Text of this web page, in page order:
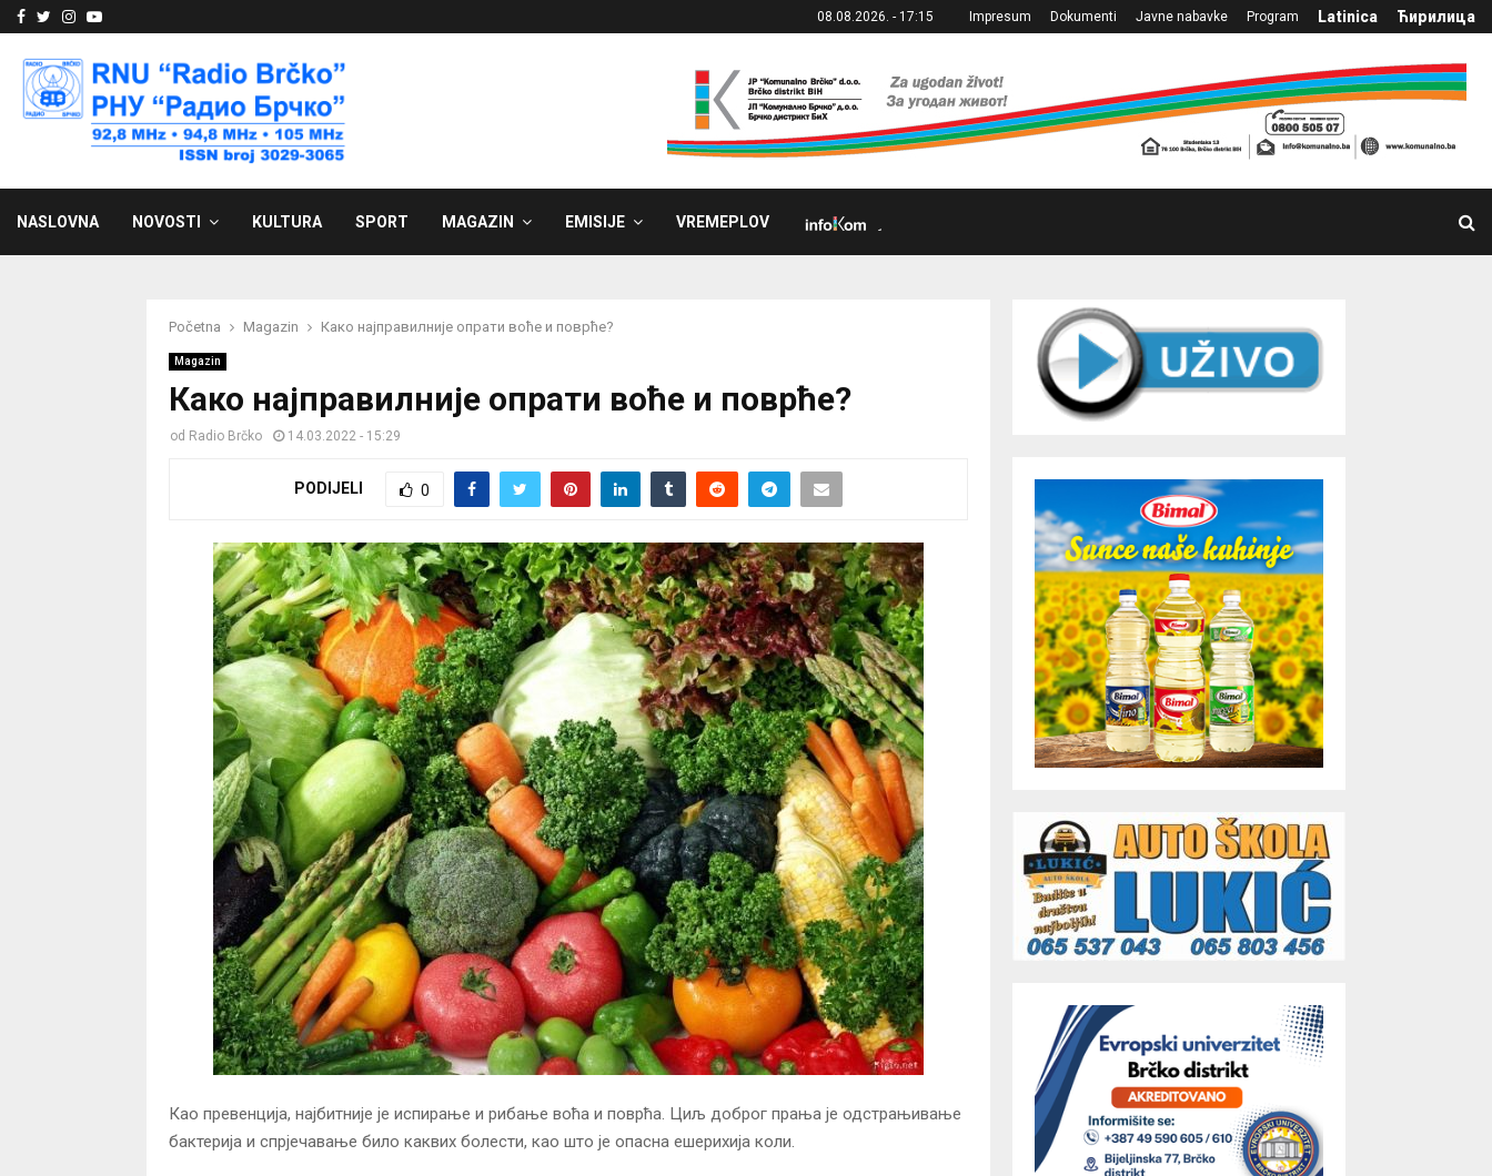
Facebook
Twitter
Instagram
Youtube 08.08.2026. - 17:15 Impresum Dokumenti Javne nabavke Program Latinica Ћирилица
NASLOVNA NOVOSTI KULTURA SPORT MAGAZIN EMISIJE VREMEPLOV
Početna Magazin Како најправилније опрати воће и поврће?
Magazin
Како најправилније опрати воће и поврће?
od Radio Brčko 14.03.2022 - 15:29
PODIJELI 0
Као превенција, најбитније је испирање и рибање воћа и поврћа. Циљ доброг прања је одстрањивање
бактерија и спрјечавање било каквих болести, као што је опасна ешерихија коли.